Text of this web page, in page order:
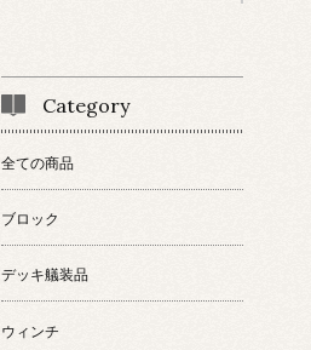
Category
全ての商品
ブロック
デッキ艤装品
ウィンチ